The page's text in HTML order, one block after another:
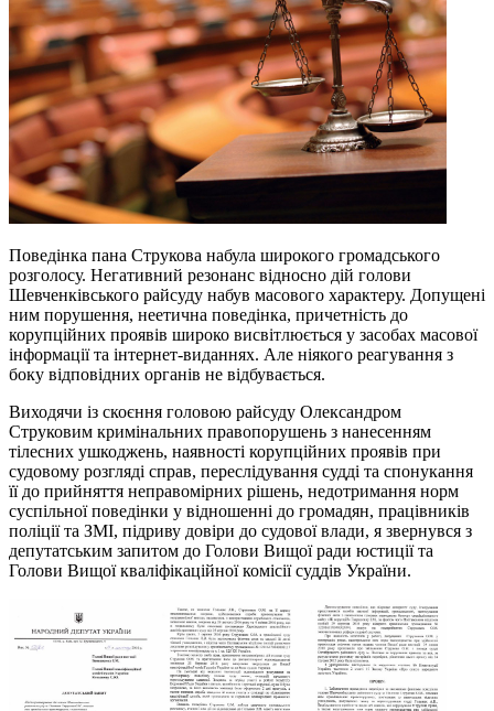
Поведінка пана Струкова набула широкого громадського
розголосу. Негативний резонанс відносно дій голови
Шевченківського райсуду набув масового характеру. Допущені
ним порушення, неетична поведінка, причетність до
корупційних проявів широко висвітлюється у засобах масової
інформації та інтернет-виданнях. Але ніякого реагування з
боку відповідних органів не відбувається.
Виходячи із скоєння головою райсуду Олександром
Струковим кримінальних правопорушень з нанесенням
тілесних ушкоджень, наявності корупційних проявів при
судовому розгляді справ, переслідування судді та спонукання
її до прийняття неправомірних рішень, недотримання норм
суспільної поведінки у відношенні до громадян, працівників
поліції та ЗМІ, підриву довіри до судової влади, я звернувся з
депутатським запитом до Голови Вищої ради юстиції та
Голови Вищої кваліфікаційної комісії суддів України.